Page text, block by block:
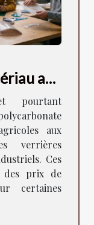
aux
pourtant
aux
verrières
Ces
des prix de
certaines